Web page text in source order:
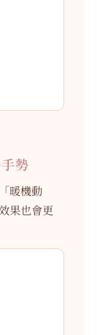
勢
暖機動
果也會更